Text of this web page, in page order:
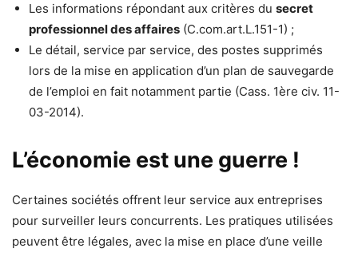
Les informations répondant aux critères du secret
professionnel des affaires (C.com.art.L.151-1) ;
Le détail, service par service, des postes supprimés
lors de la mise en application d’un plan de sauvegarde
de l’emploi en fait notamment partie (Cass. 1ère civ. 11-
03-2014).
L’économie est une guerre !
Certaines sociétés offrent leur service aux entreprises
pour surveiller leurs concurrents. Les pratiques utilisées
peuvent être légales, avec la mise en place d’une veille